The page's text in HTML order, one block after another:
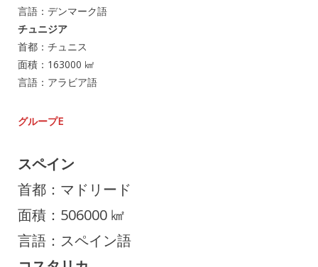
言語：デンマーク語
チュニジア
首都：チュニス
面積：163000 ㎢
言語：アラビア語
グループE
スペイン
首都：マドリード
面積：506000 ㎢
言語：スペイン語